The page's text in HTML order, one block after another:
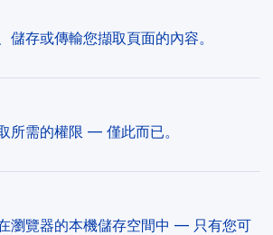
儲存或傳輸您擷取頁面的內容。
所需的權限 — 僅此而已。
瀏覽器的本機儲存空間中 — 只有您可